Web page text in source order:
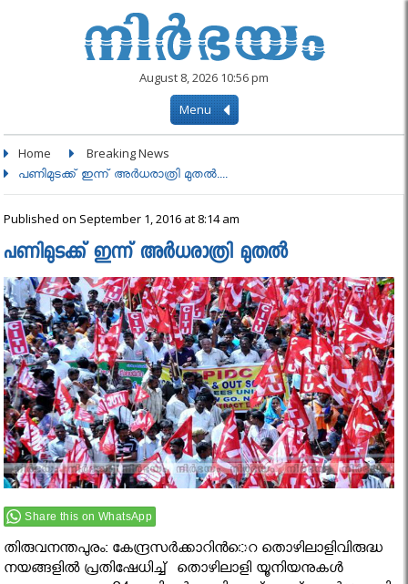
August 8, 2026 10:56 pm
Menu
Home Breaking News
പണിമുടക്ക് ഇന്ന് അർധരാത്രി മുതല്‍....
Published on September 1, 2016 at 8:14 am
പണിമുടക്ക് ഇന്ന് അർധരാത്രി മുതല്‍
Share this on WhatsApp
തിരുവനന്തപുരം: കേന്ദ്രസര്‍ക്കാറിന്‍െറ തൊഴിലാളിവിരുദ്ധ
നയങ്ങളില്‍ പ്രതിഷേധിച്ച് തൊഴിലാളി യൂനിയനുകള്‍